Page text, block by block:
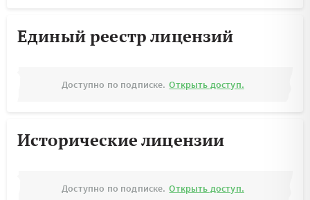
Единый реестр лицензий
Доступно по подписке. Открыть доступ.
Исторические лицензии
Доступно по подписке. Открыть доступ.